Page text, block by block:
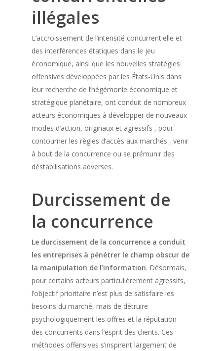
illégales
L’accroissement de l’intensité concurrentielle et
des interférences étatiques dans le jeu
économique, ainsi que les nouvelles stratégies
offensives développées par les États-Unis dans
leur recherche de l’hégémonie économique et
stratégique planétaire, ont conduit de nombreux
acteurs économiques à développer de nouveaux
modes d’action, originaux et agressifs , pour
contourner les règles d’accès aux marchés , venir
à bout de la concurrence ou se prémunir des
déstabilisations adverses.
Durcissement de
la concurrence
Le durcissement de la concurrence a conduit
les entreprises à pénétrer le champ obscur de
la manipulation de l’information. Désormais,
pour certains acteurs particulièrement agressifs,
l’objectif prioritaire n’est plus de satisfaire les
besoins du marché, mais de détruire
psychologiquement les offres et la réputation
des concurrents dans l’esprit des clients. Ces
méthodes offensives s’inspirent largement de